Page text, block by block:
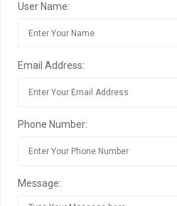
User Name:
Email Address:
Phone Number:
Message: